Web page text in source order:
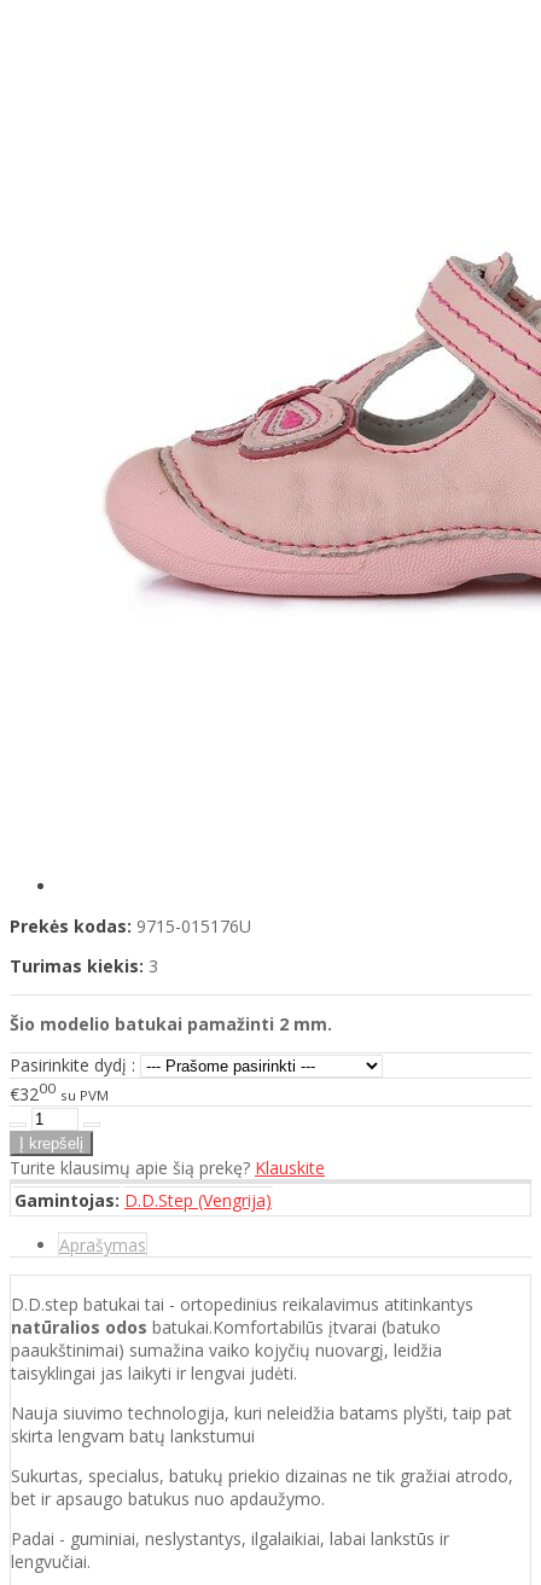
Prekės kodas: 9715-015176U
Turimas kiekis: 3
Šio modelio batukai pamažinti 2 mm.
Pasirinkite dydį :
€3200 su PVM
Turite klausimų apie šią prekę? Klauskite
Gamintojas: D.D.Step (Vengrija)
Aprašymas
D.D.step batukai tai - ortopedinius reikalavimus atitinkantys
natūralios odos batukai.Komfortabilūs įtvarai (batuko
paaukštinimai) sumažina vaiko kojyčių nuovargį, leidžia
taisyklingai jas laikyti ir lengvai judėti.
Nauja siuvimo technologija, kuri neleidžia batams plyšti, taip pat
skirta lengvam batų lankstumui
Sukurtas, specialus, batukų priekio dizainas ne tik gražiai atrodo,
bet ir apsaugo batukus nuo apdaužymo.
Padai - guminiai, neslystantys, ilgalaikiai, labai lankstūs ir
lengvučiai.